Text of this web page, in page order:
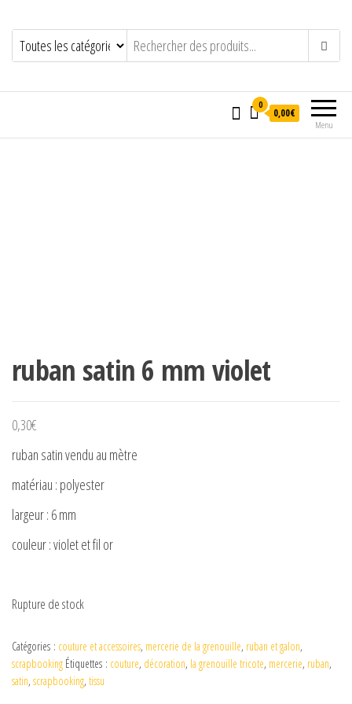
Menu
0
0,00€
ruban satin 6 mm violet
0,30€
ruban satin vendu au mètre
matériau : polyester
largeur : 6 mm
couleur : violet et fil or
Rupture de stock
Catégories : couture et accessoires, mercerie de la grenouille, ruban et galon,
scrapbooking Étiquettes : couture, décoration, la grenouille tricote, mercerie, ruban,
satin, scrapbooking, tissu